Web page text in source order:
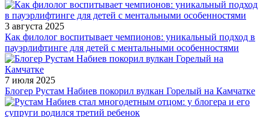
3 августа 2025
Как филолог воспитывает чемпионов: уникальный подход в
пауэрлифтинге для детей с ментальными особенностями
7 июля 2025
Блогер Рустам Набиев покорил вулкан Горелый на Камчатке